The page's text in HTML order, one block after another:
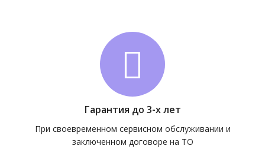
Гарантия до 3-х лет
При своевременном сервисном обслуживании и
заключенном договоре на ТО